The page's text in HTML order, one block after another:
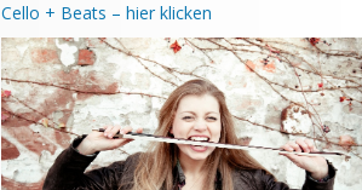
Cello + Beats – hier klicken